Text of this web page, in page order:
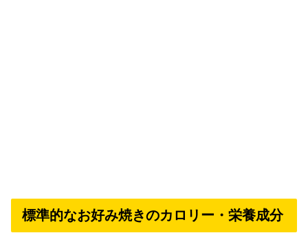
標準的なお好み焼きのカロリー・栄養成分